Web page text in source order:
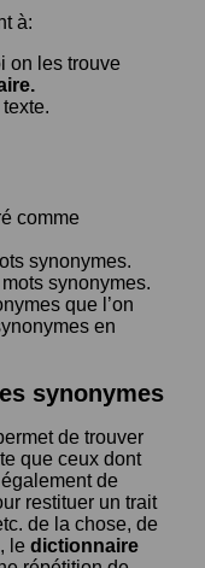
à:
on les trouve
comme
synonymes.
synonymes.
que l’on
en
synonymes
de trouver
que ceux dont
de
restituer un trait
de la chose, de
le dictionnaire